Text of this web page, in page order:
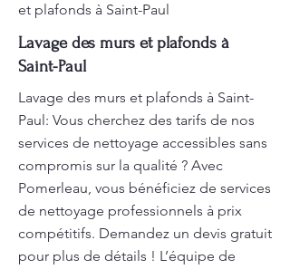
et plafonds à Saint-Paul
Lavage des murs et plafonds à
Saint-Paul
Lavage des murs et plafonds à Saint-
Paul: Vous cherchez des tarifs de nos
services de nettoyage accessibles sans
compromis sur la qualité ? Avec
Pomerleau, vous bénéficiez de services
de nettoyage professionnels à prix
compétitifs. Demandez un devis gratuit
pour plus de détails ! L’équipe de